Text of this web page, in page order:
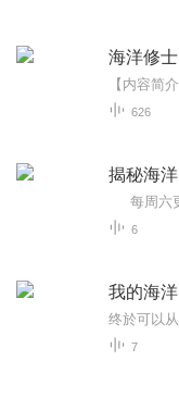
海洋修士
626
揭秘海洋
6
我的海洋
7